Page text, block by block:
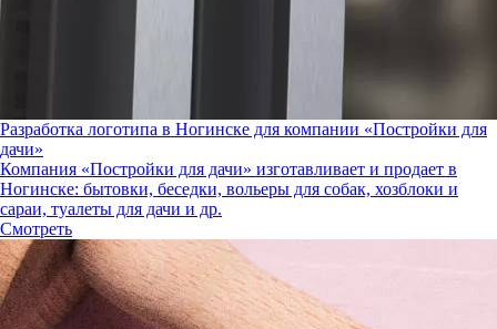
Разработка логотипа в Ногинске для компании «Постройки для
дачи»
Компания «Постройки для дачи» изготавливает и продает в
Ногинске: бытовки, беседки, вольеры для собак, хозблоки и
сараи, туалеты для дачи и др.
Смотреть